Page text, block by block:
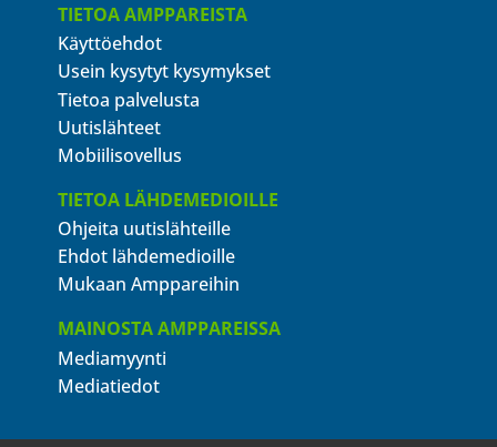
TIETOA AMPPAREISTA
Käyttöehdot
Usein kysytyt kysymykset
Tietoa palvelusta
Uutislähteet
Mobiilisovellus
TIETOA LÄHDEMEDIOILLE
Ohjeita uutislähteille
Ehdot lähdemedioille
Mukaan Amppareihin
MAINOSTA AMPPAREISSA
Mediamyynti
Mediatiedot